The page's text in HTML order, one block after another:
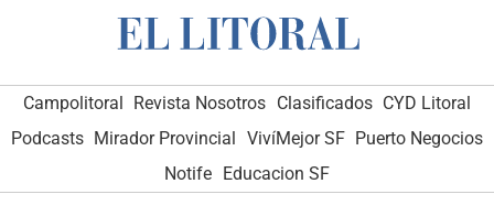
Campolitoral Revista Nosotros Clasificados CYD Litoral
Podcasts Mirador Provincial VivíMejor SF Puerto Negocios
Notife Educacion SF